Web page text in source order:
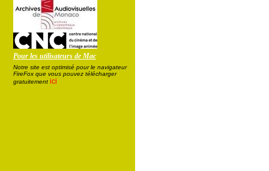
Pour les utilisateurs de Mac
Notre site est optimisé pour le navigateur
FireFox que vous pouvez télécharger
gratuitement ici